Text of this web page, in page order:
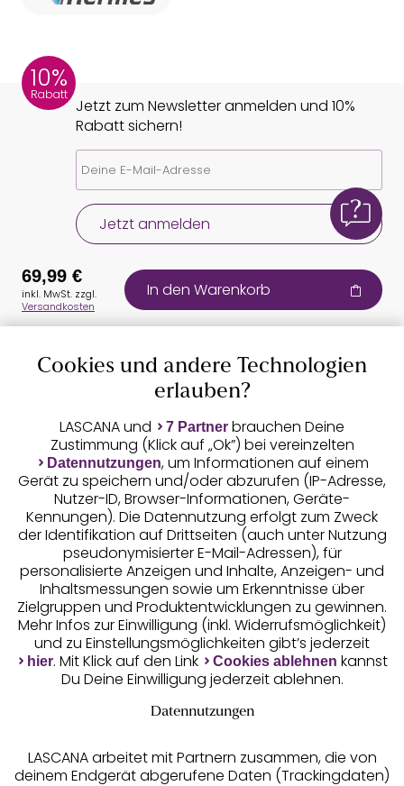
10%
Rabatt
Jetzt zum Newsletter anmelden und 10%
Rabatt sichern!
Jetzt anmelden
Auszeichnungen
Geprüfte Sicherheit
Unsere Apps
69,99 €
inkl. MwSt. zzgl.
Versandkosten
In den Warenkorb
Cookies und andere Technologien
erlauben?
LASCANA und 7 Partner brauchen Deine
Zustimmung (Klick auf „Ok”) bei vereinzelten
Datennutzungen, um Informationen auf einem
Gerät zu speichern und/oder abzurufen (IP-Adresse,
Nutzer-ID, Browser-Informationen, Geräte-
Kennungen). Die Datennutzung erfolgt zum Zweck
der Identifikation auf Drittseiten (auch unter Nutzung
pseudonymisierter E-Mail-Adressen), für
personalisierte Anzeigen und Inhalte, Anzeigen- und
Inhaltsmessungen sowie um Erkenntnisse über
Zielgruppen und Produktentwicklungen zu gewinnen.
Mehr Infos zur Einwilligung (inkl. Widerrufsmöglichkeit)
und zu Einstellungsmöglichkeiten gibt’s jederzeit
hier. Mit Klick auf den Link Cookies ablehnen kannst
Du Deine Einwilligung jederzeit ablehnen.
Datennutzungen
LASCANA arbeitet mit Partnern zusammen, die von
deinem Endgerät abgerufene Daten (Trackingdaten)